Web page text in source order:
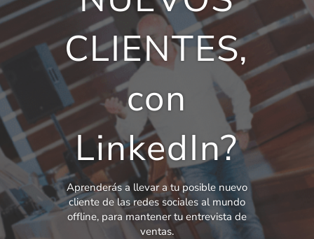
CLIENTES,
con
LinkedIn?
Aprenderás a llevar a tu posible nuevo
cliente de las redes sociales al mundo
offline, para mantener tu entrevista de
ventas.